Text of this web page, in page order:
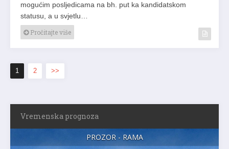
mogućim posljedicama na bh. put ka kandidatskom
statusu, a u svjetlu…
Pročitajte više
1 2 >>
Vremenska prognoza
PROZOR - RAMA